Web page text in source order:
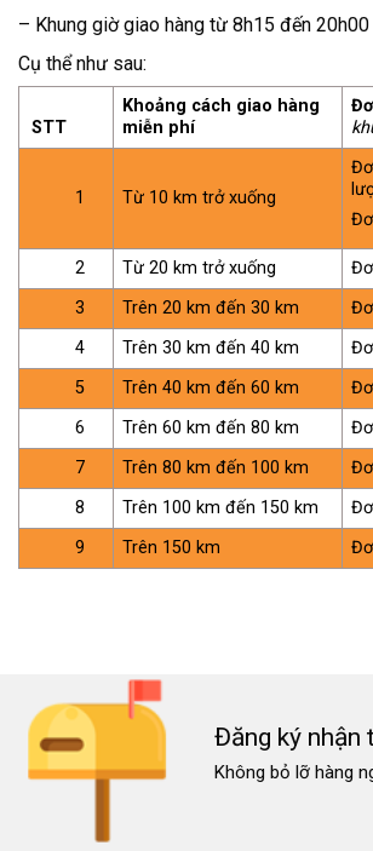
– Khung giờ giao hàng từ 8h15 đến 20h00
Cụ thể như sau:
STT
Khoảng cách giao hàng
miễn phí
1 Từ 10 km trở xuống
2
Từ 20 km trở xuống
3
Trên 20 km đến 30 km
4 Trên 30 km đến 40 km
5
Trên 40 km đến 60 km
6
Trên 60 km đến 80 km
7
Trên 80 km đến 100 km
8
Trên 100 km đến 150 km
9
Trên 150 km
Đăng ký nhận
Không bỏ lỡ hàng